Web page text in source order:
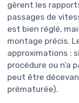
gèrent les
passages de
est bien réglé,
montage précis.
approximations :
procédure ou n’a
peut être
prématurée).